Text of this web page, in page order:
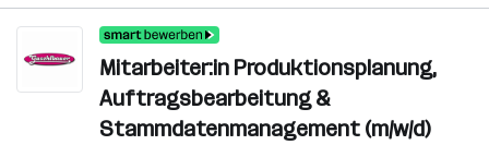
Mitarbeiter:in Produktionsplanung,
Auftragsbearbeitung &
Stammdatenmanagement (m/w/d)